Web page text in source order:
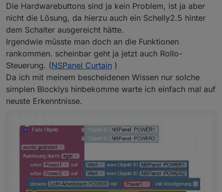
Die Hardwarebuttons sind ja kein Problem, ist ja aber
nicht die Lösung, da hierzu auch ein Schelly2.5 hinter
dem Schalter ausgereicht hätte.
Irgendwie müsste man doch an die Funktionen
rankommen. scheinbar geht ja jetzt auch Rollo-
Steuerung. (NSPanel Curtain )
Da ich mit meinem bescheidenen Wissen nur solche
simplen Blocklys hinbekomme warte ich einfach mal auf
neuste Erkenntnisse.